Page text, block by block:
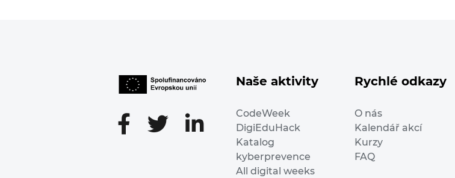
Naše aktivity
CodeWeek
DigiEduHack
Katalog
kyberprevence
All digital weeks
Rychlé odkazy
O nás
Kalendář akcí
Kurzy
FAQ